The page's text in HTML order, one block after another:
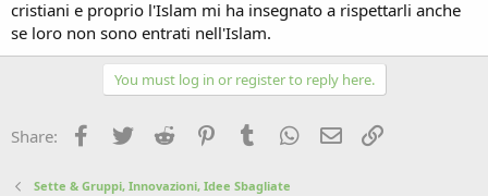
cristiani e proprio l'Islam mi ha insegnato a rispettarli anche
se loro non sono entrati nell'Islam.
You must log in or register to reply here.
Share: Facebook
Twitter Reddit PinterestTumblr WhatsApp
Email
Sette & Gruppi, Innovazioni, Idee Sbagliate